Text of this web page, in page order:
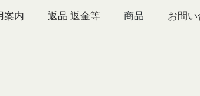
案内 返品 返金等 商品 お問